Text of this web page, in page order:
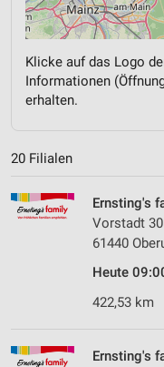
Klicke auf das Logo
Informationen
erhalten.
20 Filialen
Ernsting's
Vorstadt 30
61440
Heute
422,53 km
Ernsting's